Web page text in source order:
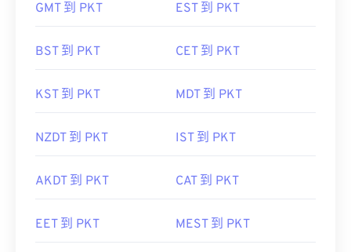
GMT 到 PKT EST 到 PKT
BST 到 PKT CET 到 PKT
KST 到 PKT MDT 到 PKT
NZDT 到 PKT IST 到 PKT
AKDT 到 PKT CAT 到 PKT
EET 到 PKT MEST 到 PKT